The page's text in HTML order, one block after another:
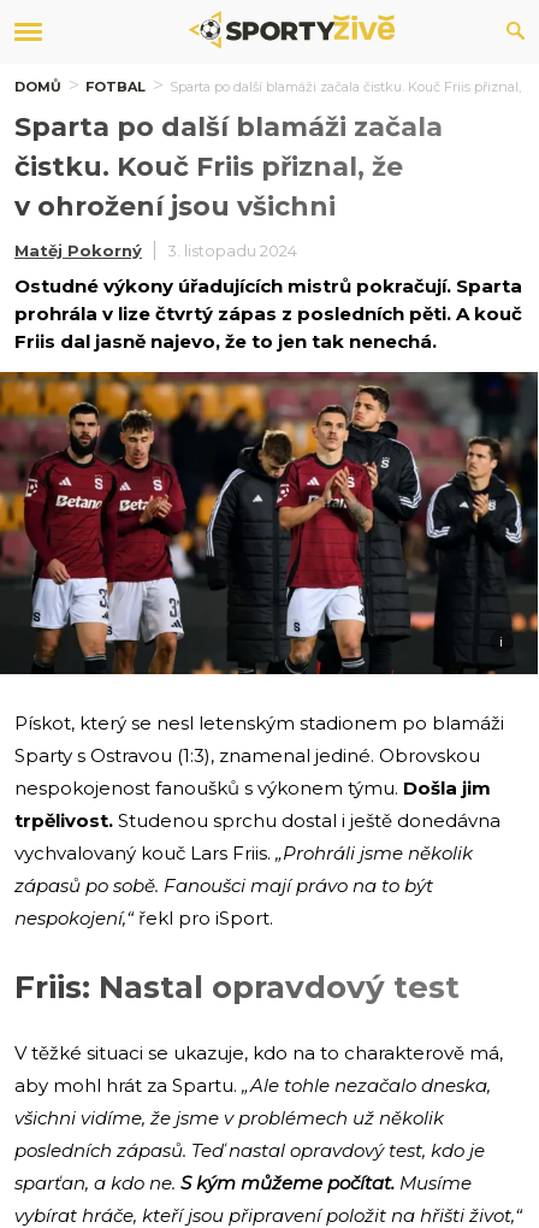
DOMŮ FOTBAL Sparta po další blamáži začala čistku. Kouč Friis přiznal,
Sparta po další blamáži začala
čistku. Kouč Friis přiznal, že
v ohrožení jsou všichni
Matěj Pokorný 3. listopadu 2024
Ostudné výkony úřadujících mistrů pokračují. Sparta
prohrála v lize čtvrtý zápas z posledních pěti. A kouč
Friis dal jasně najevo, že to jen tak nenechá.
i
Pískot, který se nesl letenským stadionem po blamáži
Sparty s Ostravou (1:3), znamenal jediné. Obrovskou
nespokojenost fanoušků s výkonem týmu. Došla jim
trpělivost. Studenou sprchu dostal i ještě donedávna
vychvalovaný kouč Lars Friis. „Prohráli jsme několik
zápasů po sobě. Fanoušci mají právo na to být
nespokojení,“ řekl pro iSport.
Friis: Nastal opravdový test
V těžké situaci se ukazuje, kdo na to charakterově má,
aby mohl hrát za Spartu. „Ale tohle nezačalo dneska,
všichni vidíme, že jsme v problémech už několik
posledních zápasů. Teď nastal opravdový test, kdo je
sparťan, a kdo ne. S kým můžeme počítat. Musíme
vybírat hráče, kteří jsou připravení položit na hřišti život,“